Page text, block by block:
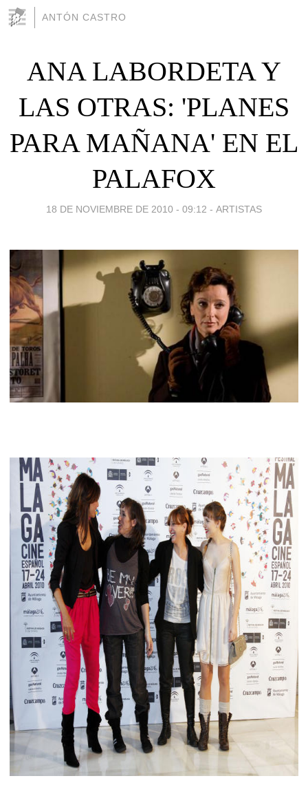
ANTÓN CASTRO
ANA LABORDETA Y
LAS OTRAS: 'PLANES
PARA MAÑANA' EN EL
PALAFOX
18 DE NOVIEMBRE DE 2010 - 09:12 - ARTISTAS